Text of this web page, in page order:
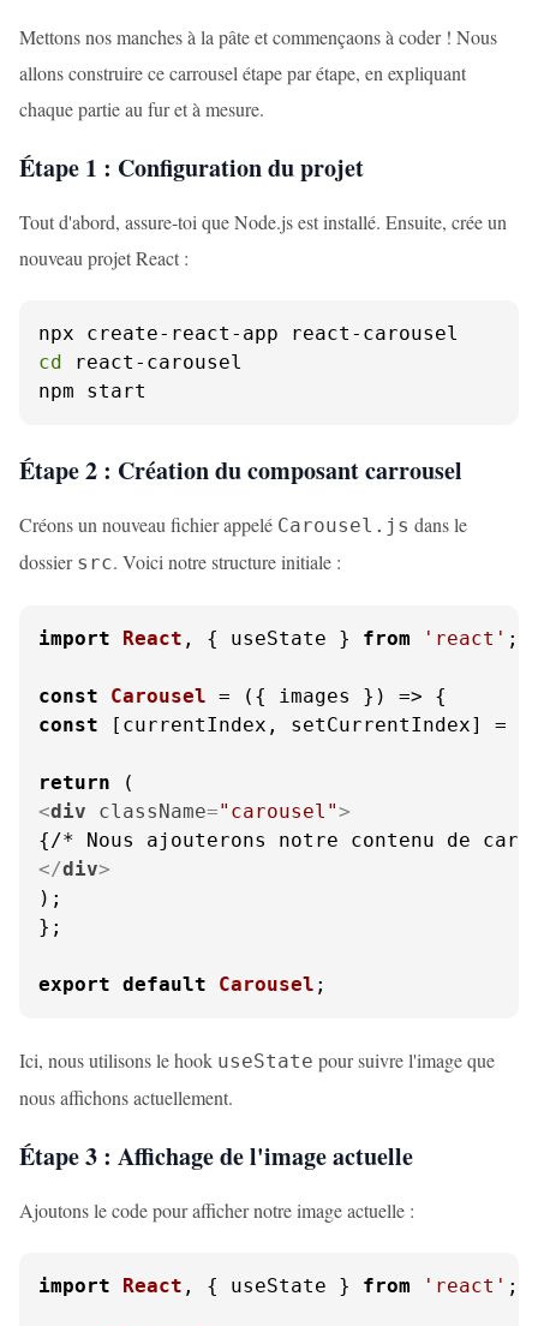
Mettons nos manches à la pâte et commençaons à coder ! Nous
allons construire ce carrousel étape par étape, en expliquant
chaque partie au fur et à mesure.
Étape 1 : Configuration du projet
Tout d'abord, assure-toi que Node.js est installé. Ensuite, crée un
nouveau projet React :
cd react-carousel
npm start
Étape 2 : Création du composant carrousel
Créons un nouveau fichier appelé Carousel.js dans le
dossier src. Voici notre structure initiale :
import React , { useState } from 'react' ;
const Carousel = ( { images }
const [currentIndex, setCurrentIndex] =
return
<div className="carousel">
</div>
);
};
export default Carousel ;
Ici, nous utilisons le hook useState pour suivre l'image que
nous affichons actuellement.
Étape 3 : Affichage de l'image actuelle
Ajoutons le code pour afficher notre image actuelle :
import React , { useState } from 'react' ;